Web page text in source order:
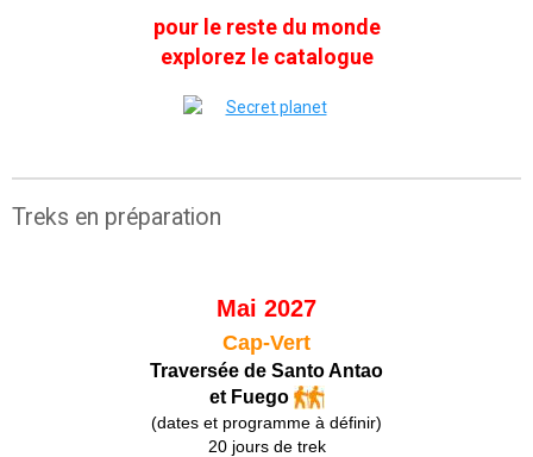
pour le reste du monde
explorez le catalogue
Treks en préparation
Mai 2027
Cap-Vert
Traversée de Santo Antao
et Fuego
(dates et programme à définir)
20 jours de trek